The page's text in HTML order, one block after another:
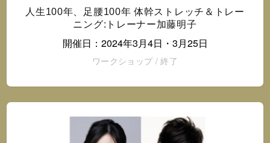
人生100年、足腰100年 体幹ストレッチ＆トレー
ニング:トレーナー加藤明子
開催日：2024年3月4日・3月25日
ワークショップ/終了